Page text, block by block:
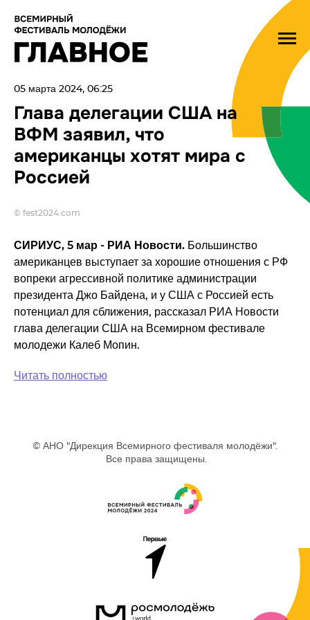
05 марта 2024, 06:25
Глава делегации США на
ВФМ заявил, что
американцы хотят мира с
Россией
© fest2024.com
СИРИУС, 5 мар - РИА Новости. Большинство
американцев выступает за хорошие отношения с РФ
вопреки агрессивной политике администрации
президента Джо Байдена, и у США с Россией есть
потенциал для сближения, рассказал РИА Новости
глава делегации США на Всемирном фестивале
молодежи Калеб Мопин.
Читать полностью
© АНО "Дирекция Всемирного фестиваля молодёжи".
Все права защищены.